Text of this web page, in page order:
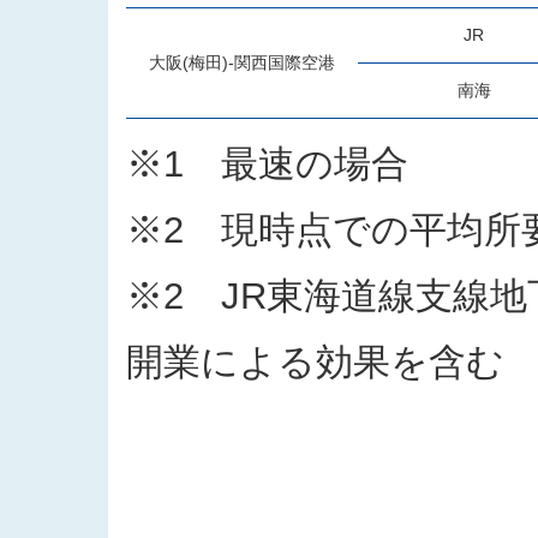
大阪(梅田)-関西国際空港
JR
南海
※1 最速の場合
※2 現時点での平均所
※2 JR東海道線支線地
開業による効果を含む